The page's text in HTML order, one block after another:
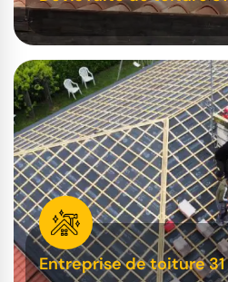
Entreprise de toiture 31